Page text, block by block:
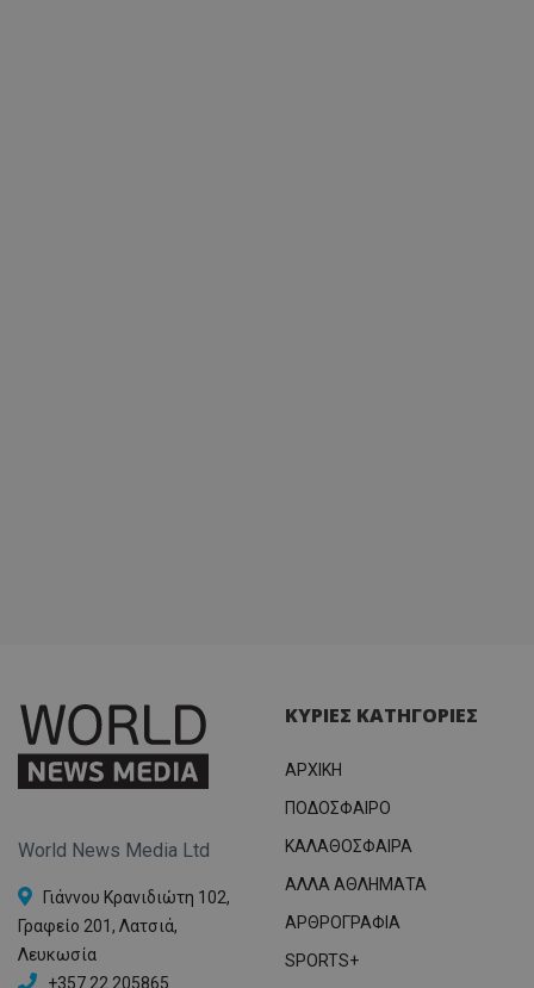
World News Media Ltd
Γιάννου Κρανιδιώτη 102,
Γραφείο 201, Λατσιά,
Λευκωσία
+357 22 205865
ΚΥΡΙΕΣ ΚΑΤΗΓΟΡΙΕΣ
ΑΡΧΙΚΗ
ΠΟΔΟΣΦΑΙΡΟ
ΚΑΛΑΘΟΣΦΑΙΡΑ
ΑΛΛΑ ΑΘΛΗΜΑΤΑ
ΑΡΘΡΟΓΡΑΦΙΑ
SPORTS+